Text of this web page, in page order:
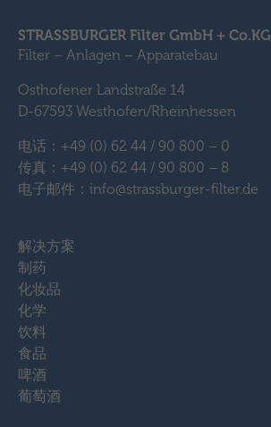
STRASSBURGER Filter GmbH + Co.KG
Filter – Anlagen – Apparatebau
Osthofener Landstraße 14
D-67593 Westhofen/Rheinhessen
电话：+49 (0) 62 44 / 90 800 – 0
传真：+49 (0) 62 44 / 90 800 – 8
电子邮件：info@strassburger-filter.de
解决方案
制药
化妆品
化学
饮料
食品
啤酒
葡萄酒